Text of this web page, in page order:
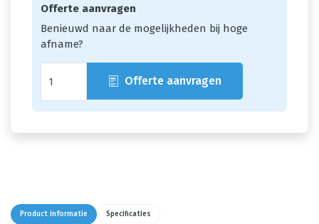
Offerte aanvragen
Benieuwd naar de mogelijkheden bij hoge
afname?
Offerte aanvragen
Product informatie Specificaties